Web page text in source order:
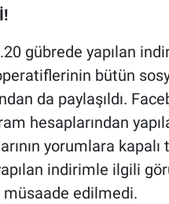
gübrede yapılan
bütün
da paylaşıldı.
hesaplarından
yorumlara
indirimle ilgili
edilmedi.